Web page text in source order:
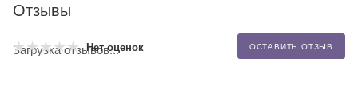
Отзывы
Нет оценок ОСТАВИТЬ ОТЗЫВ
Загрузка отзывов...